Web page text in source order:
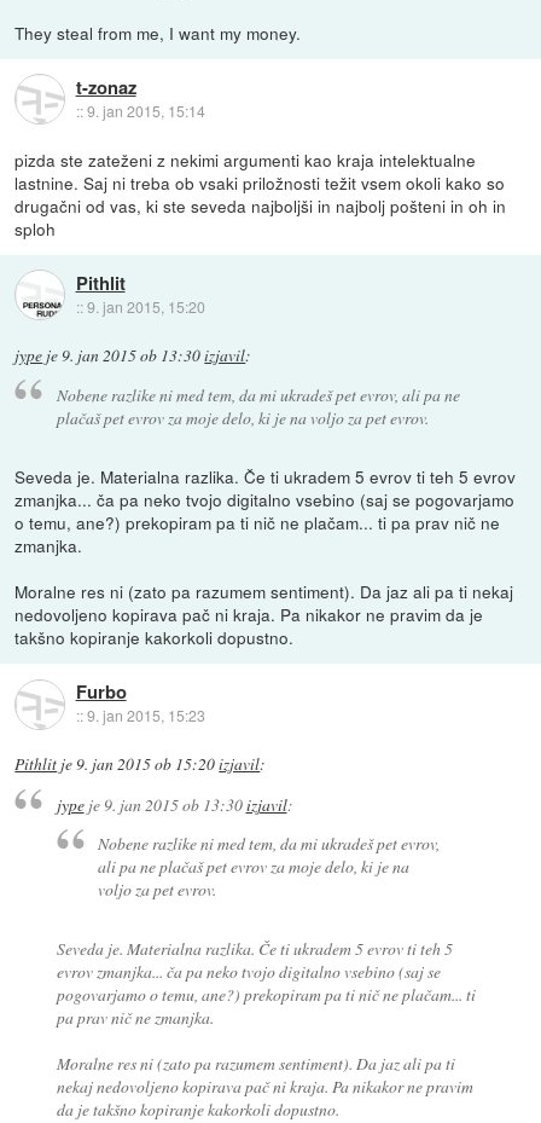
They steal from me, I want my money.
t-zonaz
::9. jan 2015, 15:14
pizda ste zateženi z nekimi argumenti kao kraja intelektualne
lastnine. Saj ni treba ob vsaki priložnosti težit vsem okoli kako so
drugačni od vas, ki ste seveda najboljši in najbolj pošteni in oh in
sploh
Pithlit
::9. jan 2015, 15:20
jype je9. jan 2015 ob 13:30izjavil:
Nobene razlike ni med tem, da mi ukradeš pet evrov, ali pa ne
plačaš pet evrov za moje delo, ki je na voljo za pet evrov.
Seveda je. Materialna razlika. Če ti ukradem 5 evrov ti teh 5 evrov
zmanjka... ča pa neko tvojo digitalno vsebino (saj se pogovarjamo
o temu, ane?) prekopiram pa ti nič ne plačam... ti pa prav nič ne
zmanjka.
Moralne res ni (zato pa razumem sentiment). Da jaz ali pa ti nekaj
nedovoljeno kopirava pač ni kraja. Pa nikakor ne pravim da je
takšno kopiranje kakorkoli dopustno.
Furbo
::9. jan 2015, 15:23
Pithlit je9. jan 2015 ob 15:20izjavil:
jypeje 9. jan 2015 ob 13:30izjavil:
Nobene razlike ni med tem, da mi ukradeš pet evrov,
ali pa ne plačaš pet evrov za moje delo, ki je na
voljo za pet evrov.
Seveda je. Materialna razlika. Če ti ukradem 5 evrov ti teh 5
evrov zmanjka... ča pa neko tvojo digitalno vsebino (saj se
pogovarjamo o temu, ane?) prekopiram pa ti nič ne plačam... ti
pa prav nič ne zmanjka.
Moralne res ni (zato pa razumem sentiment). Da jaz ali pa ti
nekaj nedovoljeno kopirava pač ni kraja. Pa nikakor ne pravim
da je takšno kopiranje kakorkoli dopustno.